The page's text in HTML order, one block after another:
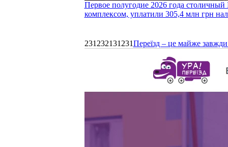
Первое полугодие 2026 года
комплексом, уплатили 305,4 млн грн
231232131231Переїзд – це майже